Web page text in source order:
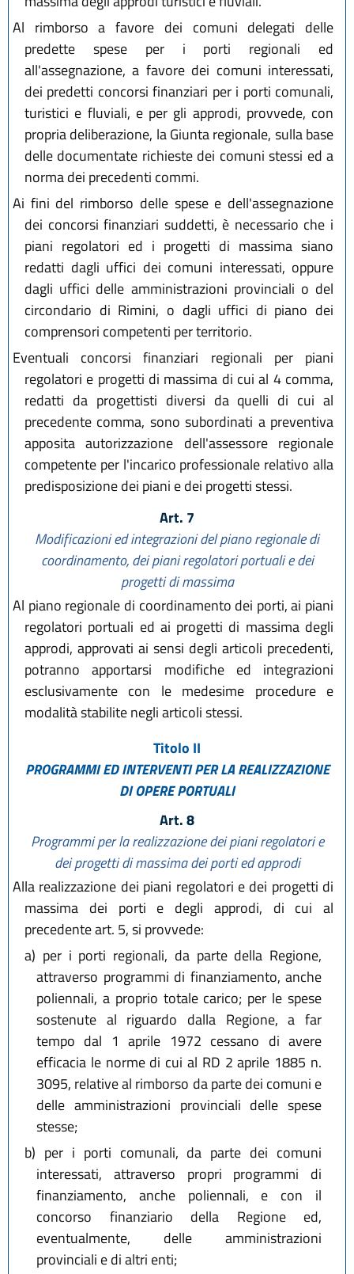
Al rimborso a favore dei comuni delegati delle
predette spese per i porti regionali ed
all'assegnazione, a favore dei comuni interessati,
dei predetti concorsi finanziari per i porti comunali,
turistici e fluviali, e per gli approdi, provvede, con
propria deliberazione, la Giunta regionale, sulla base
delle documentate richieste dei comuni stessi ed a
norma dei precedenti commi.
Ai fini del rimborso delle spese e dell'assegnazione
dei concorsi finanziari suddetti, è necessario che i
piani regolatori ed i progetti di massima siano
redatti dagli uffici dei comuni interessati, oppure
dagli uffici delle amministrazioni provinciali o del
circondario di Rimini, o dagli uffici di piano dei
comprensori competenti per territorio.
Eventuali concorsi finanziari regionali per piani
regolatori e progetti di massima di cui al 4 comma,
redatti da progettisti diversi da quelli di cui al
precedente comma, sono subordinati a preventiva
apposita autorizzazione dell'assessore regionale
competente per l'incarico professionale relativo alla
predisposizione dei piani e dei progetti stessi.
Art. 7
Modificazioni ed integrazioni del piano regionale di
coordinamento, dei piani regolatori portuali e dei
progetti di massima
Al piano regionale di coordinamento dei porti, ai piani
regolatori portuali ed ai progetti di massima degli
approdi, approvati ai sensi degli articoli precedenti,
potranno apportarsi modifiche ed integrazioni
esclusivamente con le medesime procedure e
modalità stabilite negli articoli stessi.
Titolo II
PROGRAMMI ED INTERVENTI PER LA REALIZZAZIONE
DI OPERE PORTUALI
Art. 8
Programmi per la realizzazione dei piani regolatori e
dei progetti di massima dei porti ed approdi
Alla realizzazione dei piani regolatori e dei progetti di
massima dei porti e degli approdi, di cui al
precedente art. 5, si provvede:
a) per i porti regionali, da parte della Regione,
attraverso programmi di finanziamento, anche
poliennali, a proprio totale carico; per le spese
sostenute al riguardo dalla Regione, a far
tempo dal 1 aprile 1972 cessano di avere
efficacia le norme di cui al RD 2 aprile 1885 n.
3095, relative al rimborso da parte dei comuni e
delle amministrazioni provinciali delle spese
stesse;
b) per i porti comunali, da parte dei comuni
interessati, attraverso propri programmi di
finanziamento, anche poliennali, e con il
concorso finanziario della Regione ed,
eventualmente, delle amministrazioni
provinciali e di altri enti;